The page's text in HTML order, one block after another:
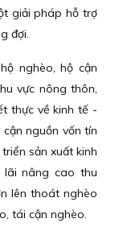
giải pháp hỗ trợ
đợi.
nghèo, hộ cận
vực nông thôn,
thực về kinh tế -
nguồn vốn tín
sản xuất kinh
lãi nâng cao thu
lên thoát nghèo
tái cận nghèo.